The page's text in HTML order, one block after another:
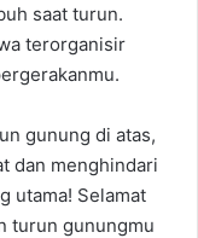
saat turun.
terorganisir
gunung di atas,
dan menghindari
utama! Selamat
turun gunungmu